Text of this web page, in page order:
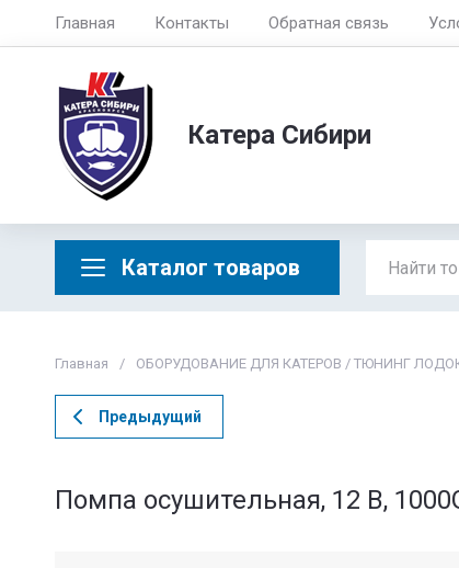
Главная Контакты Обратная связь
Катера Сибири
Каталог товаров
Главная / ОБОРУДОВАНИЕ ДЛЯ КАТЕРОВ / ТЮНИНГ
Предыдущий
Помпа осушительная, 12 В,